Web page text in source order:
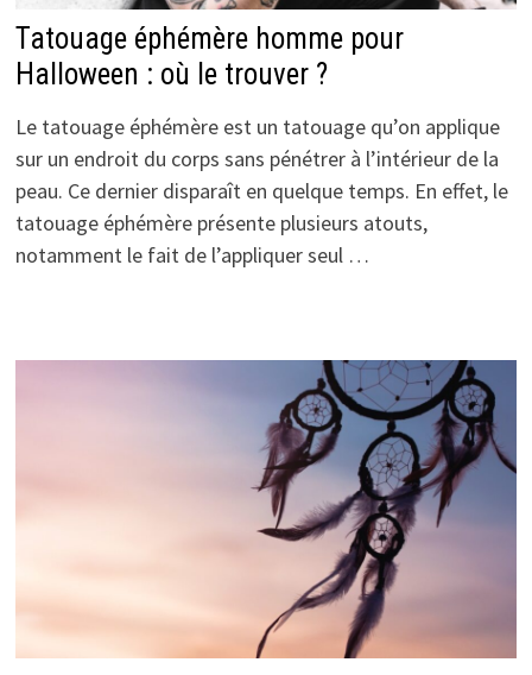
Tatouage éphémère homme pour
Halloween : où le trouver ?
Le tatouage éphémère est un tatouage qu’on applique
sur un endroit du corps sans pénétrer à l’intérieur de la
peau. Ce dernier disparaît en quelque temps. En effet, le
tatouage éphémère présente plusieurs atouts,
notamment le fait de l’appliquer seul …